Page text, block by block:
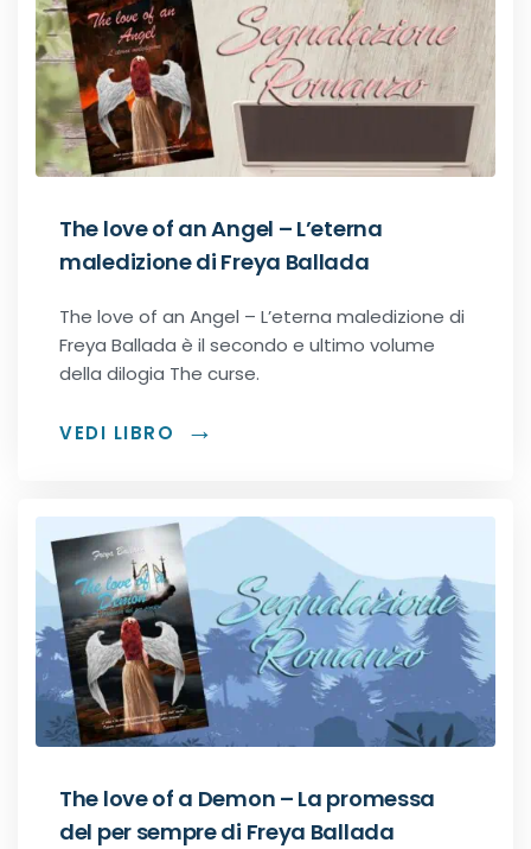
Romance Distopici
Romance StoricI
Romance vittoriani
Romance Regency
Second-Chance romance
Step romance
Young Adult
Fantasy
Urban Fantasy
Gialli
The love of an Angel – L’eterna
maledizione di Freya Ballada
The love of an Angel – L’eterna maledizione di
Freya Ballada è il secondo e ultimo volume
della dilogia The curse.
VEDI LIBRO
The love of a Demon – La promessa
del per sempre di Freya Ballada